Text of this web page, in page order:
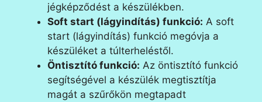
jégképződést a készülékben.
Soft start (lágyindítás) funkció: A soft
start (lágyindítás) funkció megóvja a
készüléket a túlterheléstől.
Öntisztító funkció: Az öntisztító funkció
segítségével a készülék megtisztítja
magát a szűrőkön megtapadt